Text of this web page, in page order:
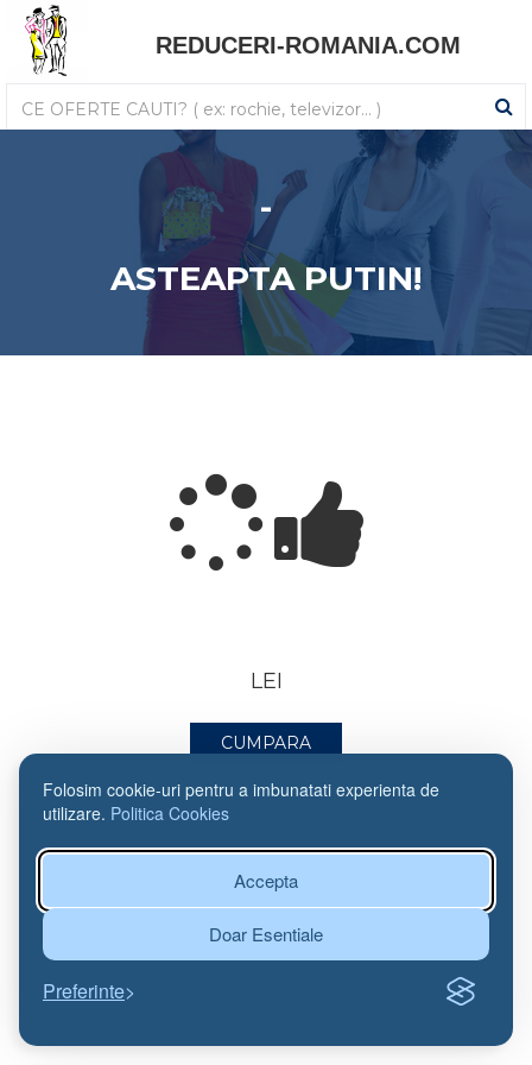
Folosim cookie-uri pentru a imbunatati experienta de
utilizare. Politica Cookies
Accepta
Doar Esentiale
Preferinte
REDUCERI-ROMANIA.COM
-
ASTEAPTA PUTIN!
LEI
CUMPARA